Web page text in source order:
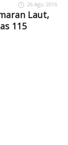
26 Agu 2016
Laut,
115